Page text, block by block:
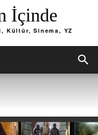
İçinde
Kültür, Sinema, YZ